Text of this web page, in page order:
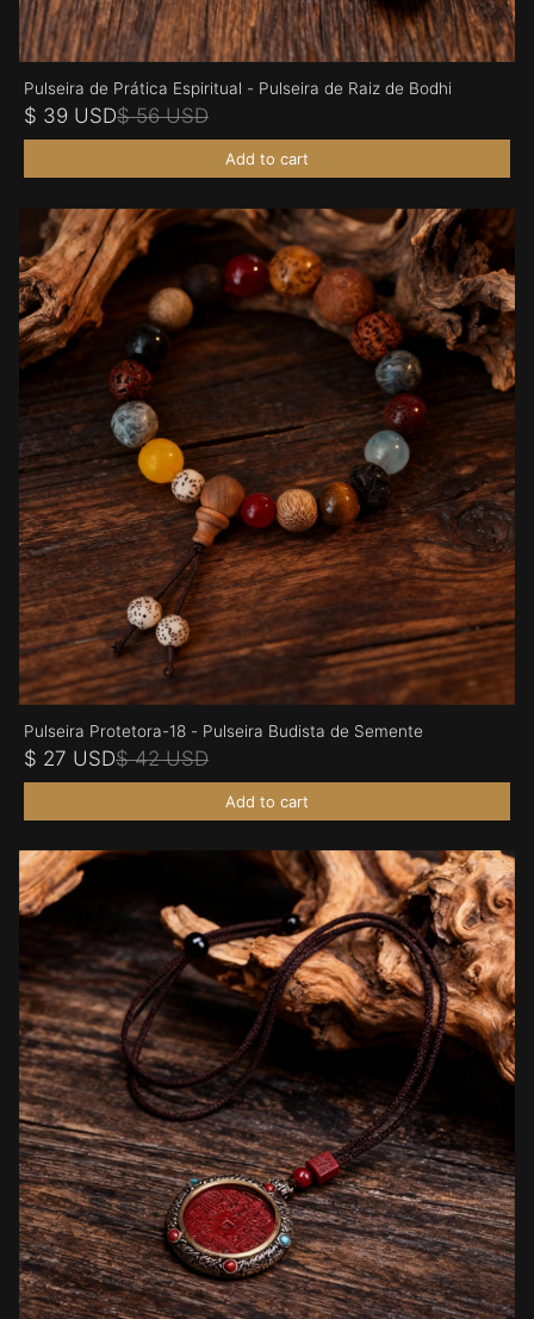
Pulseira de Prática Espiritual - Pulseira de Raiz de Bodhi
$ 39 USD$ 56 USD
Add to cart
Pulseira Protetora-18 - Pulseira Budista de Semente
$ 27 USD$ 42 USD
Add to cart